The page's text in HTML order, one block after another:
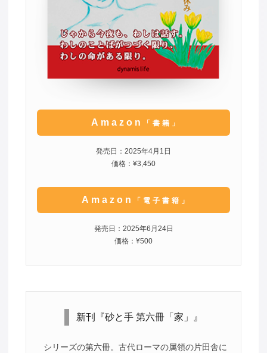
Amazon 「書籍」
発売日：2025年4月1日
価格：¥3,450
Amazon 「電子書籍」
発売日：2025年6月24日
価格：¥500
新刊『砂と手 第六冊「家」』
シリーズの第六冊。古代ローマの属領の片田舎に